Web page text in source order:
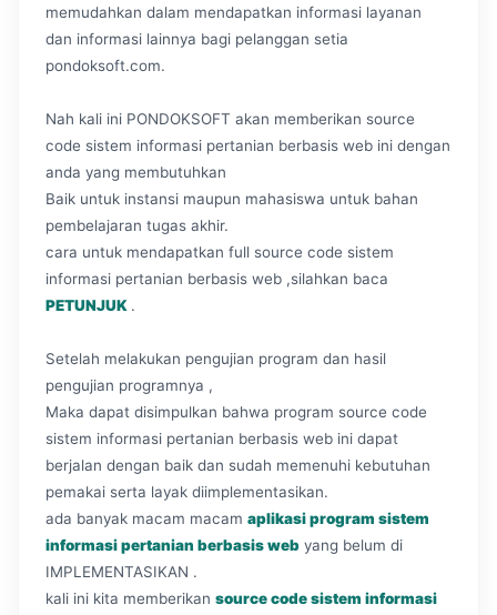
memudahkan dalam mendapatkan informasi layanan
dan informasi lainnya bagi pelanggan setia
pondoksoft.com.
Nah kali ini PONDOKSOFT akan memberikan source
code sistem informasi pertanian berbasis web ini dengan
anda yang membutuhkan
Baik untuk instansi maupun mahasiswa untuk bahan
pembelajaran tugas akhir.
cara untuk mendapatkan full source code sistem
informasi pertanian berbasis web ,silahkan baca
PETUNJUK .
Setelah melakukan pengujian program dan hasil
pengujian programnya ,
Maka dapat disimpulkan bahwa program source code
sistem informasi pertanian berbasis web ini dapat
berjalan dengan baik dan sudah memenuhi kebutuhan
pemakai serta layak diimplementasikan.
ada banyak macam macam aplikasi program sistem
informasi pertanian berbasis web yang belum di
IMPLEMENTASIKAN .
kali ini kita memberikan source code sistem informasi